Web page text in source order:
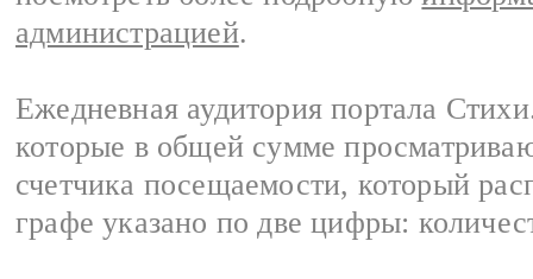
администрацией.
Ежедневная аудитория портала
которые в общей сумме
счетчика посещаемости, который
графе указано по две цифры: